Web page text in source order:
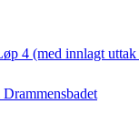
4 (med innlagt